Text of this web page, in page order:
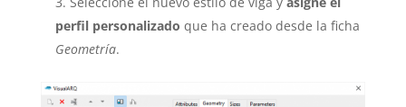
perfil personalizado que ha creado desde la ficha
Geometría.